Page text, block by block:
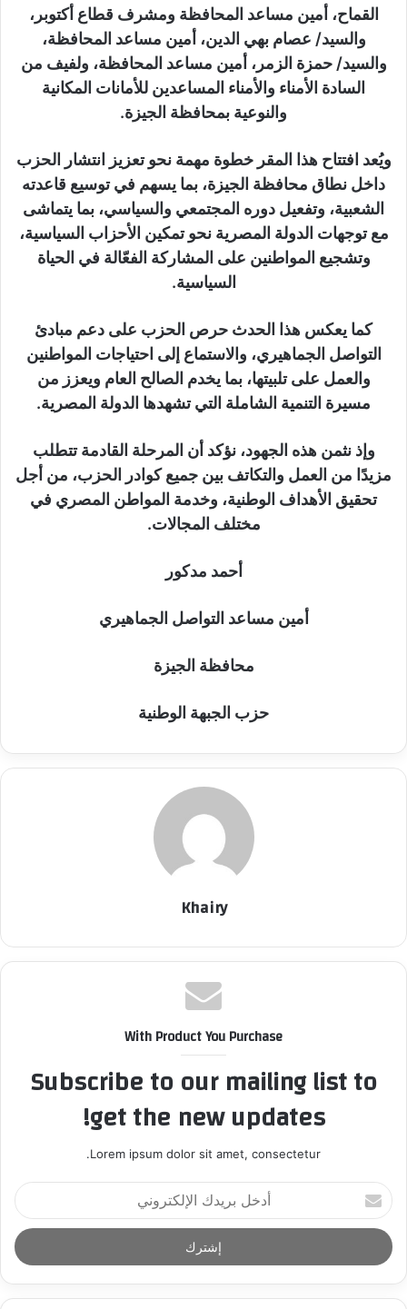
القماح، أمين مساعد المحافظة ومشرف قطاع أكتوبر،
والسيد/ عصام بهي الدين، أمين مساعد المحافظة،
والسيد/ حمزة الزمر، أمين مساعد المحافظة، ولفيف من
السادة الأمناء والأمناء المساعدين للأمانات المكانية
والنوعية بمحافظة الجيزة.
ويُعد افتتاح هذا المقر خطوة مهمة نحو تعزيز انتشار الحزب
داخل نطاق محافظة الجيزة، بما يسهم في توسيع قاعدته
الشعبية، وتفعيل دوره المجتمعي والسياسي، بما يتماشى
مع توجهات الدولة المصرية نحو تمكين الأحزاب السياسية،
وتشجيع المواطنين على المشاركة الفعّالة في الحياة
السياسية.
كما يعكس هذا الحدث حرص الحزب على دعم مبادئ
التواصل الجماهيري، والاستماع إلى احتياجات المواطنين
والعمل على تلبيتها، بما يخدم الصالح العام ويعزز من
مسيرة التنمية الشاملة التي تشهدها الدولة المصرية.
وإذ نثمن هذه الجهود، نؤكد أن المرحلة القادمة تتطلب
مزيدًا من العمل والتكاتف بين جميع كوادر الحزب، من أجل
تحقيق الأهداف الوطنية، وخدمة المواطن المصري في
مختلف المجالات.
أحمد مدكور
أمين مساعد التواصل الجماهيري
محافظة الجيزة
حزب الجبهة الوطنية
Khairy
With Product You Purchase
Subscribe to our mailing list to
get the new updates!
Lorem ipsum dolor sit amet, consectetur.
أ
د
خ
ل
ر